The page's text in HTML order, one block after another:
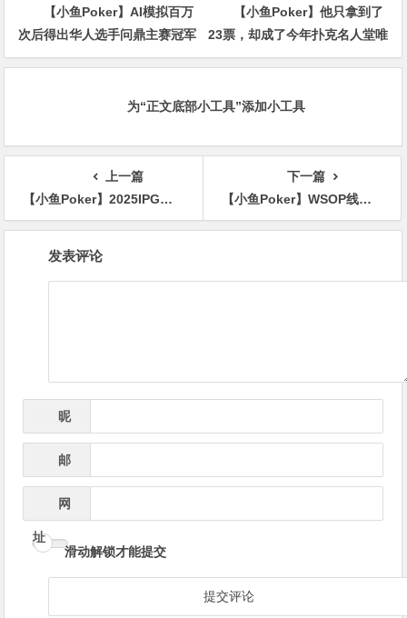
【小鱼Poker】AI模拟百万
次后得出华人选手问鼎主赛冠军
概率仅3%
【小鱼Poker】他只拿到了
23票，却成了今年扑克名人堂唯
一的入选者
为“正文底部小工具”添加小工具
上一篇
【小鱼Poker】2025IPG选拔赛合肥站酒店预订即将开启【赛事信息】
下一篇
【小鱼Poker】WSOP线上金手链｜中国台湾选手深码晋级#7神秘赛FT，100W刀赏金得主出炉！
发表评论
昵
邮
网
址
滑动解锁才能提交